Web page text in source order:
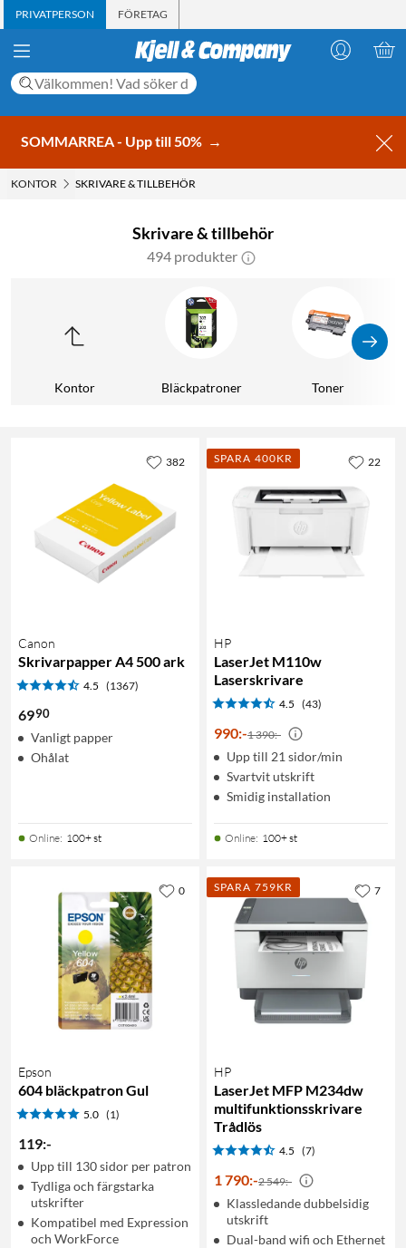
PRIVATPERSON FÖRETAG
SOMMARREA - Upp till 50% →
KONTOR SKRIVARE & TILLBEHÖR
Skrivare & tillbehör
494 produkter
Kontor Bläckpatroner Toner
Canon
Skrivarpapper A4 500 ark
4.5 (1367)
6990
Vanligt papper
Ohålat
Online: 100+ st
382 SPARA 400KR
HP
LaserJet M110w
Laserskrivare
4.5 (43)
990:-1 390:-
Upp till 21 sidor/min
Svartvit utskrift
Smidig installation
Online: 100+ st
22
Epson
604 bläckpatron Gul
5.0 (1)
119:-
Upp till 130 sidor per patron
Tydliga och färgstarka
utskrifter
Kompatibel med Expression
och WorkForce
0 SPARA 759KR
HP
LaserJet MFP M234dw
multifunktionsskrivare
Trådlös
4.5 (7)
1 790:-2 549:-
Klassledande dubbelsidig
utskrift
Dual-band wifi och Ethernet
7